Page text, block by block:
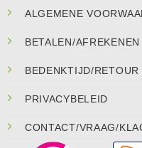
ALGEMENE
BETALEN/AFREKENEN
BEDENKTIJD/RETOUR
PRIVACYBELEID
CONTACT/VRAAG/